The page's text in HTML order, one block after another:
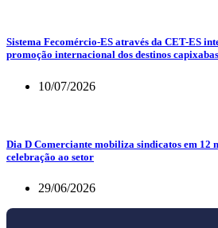
Sistema Fecomércio-ES através da CET-ES
promoção internacional dos destinos capixabas
10/07/2026
Dia D Comerciante mobiliza sindicatos em 12
celebração ao setor
29/06/2026